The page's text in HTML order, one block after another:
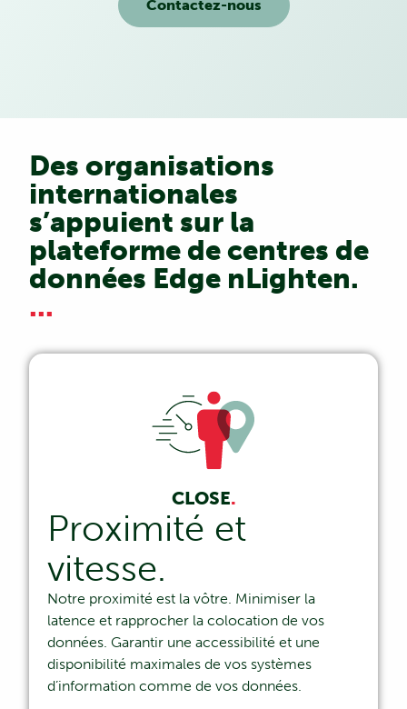
Contactez-nous
Des organisations
internationales
s’appuient sur la
plateforme de centres de
données Edge nLighten.
...
CLOSE.
Proximité et
vitesse.
Notre proximité est la vôtre. Minimiser la
latence et rapprocher la colocation de vos
données. Garantir une accessibilité et une
disponibilité maximales de vos systèmes
d’information comme de vos données.